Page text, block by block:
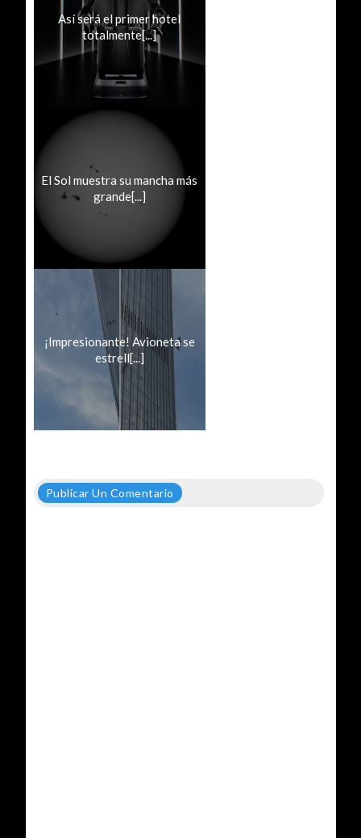
Así será el primer hotel
totalmente[...]
El Sol muestra su mancha más
grande[...]
¡Impresionante! Avioneta se
estrell[...]
Publicar Un Comentario